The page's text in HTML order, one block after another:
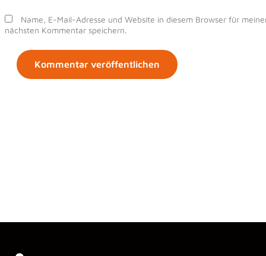
Name, E-Mail-Adresse und Website in diesem Browser für
nächsten Kommentar speichern.